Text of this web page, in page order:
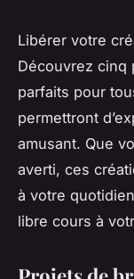
Libérer votre
Découvrez cinq
parfaits pour
permettront
amusant. Que
averti, ces
à votre
libre cours à